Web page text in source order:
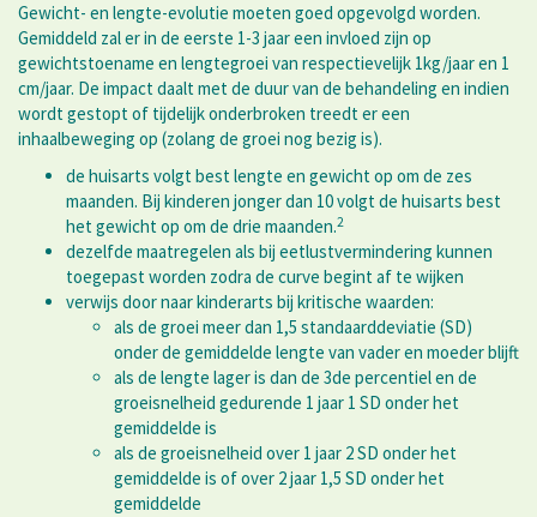
Gewicht- en lengte-evolutie moeten goed opgevolgd worden.
Gemiddeld zal er in de eerste 1-3 jaar een invloed zijn op
gewichtstoename en lengtegroei van respectievelijk 1kg/jaar en 1
cm/jaar. De impact daalt met de duur van de behandeling en indien
wordt gestopt of tijdelijk onderbroken treedt er een
inhaalbeweging op (zolang de groei nog bezig is).
de huisarts volgt best lengte en gewicht op om de zes
maanden. Bij kinderen jonger dan 10 volgt de huisarts best
het gewicht op om de drie maanden.2
dezelfde maatregelen als bij eetlustvermindering kunnen
toegepast worden zodra de curve begint af te wijken
verwijs door naar kinderarts bij kritische waarden:
als de groei meer dan 1,5 standaarddeviatie (SD)
onder de gemiddelde lengte van vader en moeder blijft
als de lengte lager is dan de 3de percentiel en de
groeisnelheid gedurende 1 jaar 1 SD onder het
gemiddelde is
als de groeisnelheid over 1 jaar 2 SD onder het
gemiddelde is of over 2 jaar 1,5 SD onder het
gemiddelde